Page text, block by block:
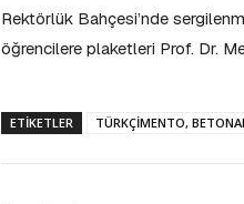
Rektörlük Bahçesi’nde
öğrencilere plaketleri Prof. Dr.
ETIKETLER TÜRKÇİMENTO,